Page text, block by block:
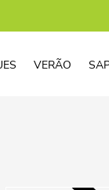
VERÃO